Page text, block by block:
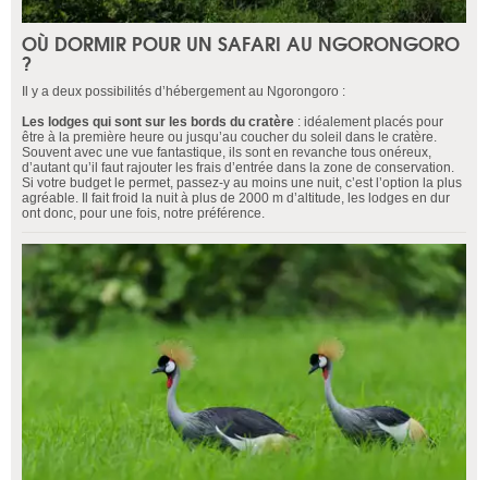
OÙ DORMIR POUR UN SAFARI AU NGORONGORO
?
Il y a deux possibilités d’hébergement au Ngorongoro :
Les lodges qui sont sur les bords du cratère : idéalement placés pour
être à la première heure ou jusqu’au coucher du soleil dans le cratère.
Souvent avec une vue fantastique, ils sont en revanche tous onéreux,
d’autant qu’il faut rajouter les frais d’entrée dans la zone de conservation.
Si votre budget le permet, passez-y au moins une nuit, c’est l’option la plus
agréable. Il fait froid la nuit à plus de 2000 m d’altitude, les lodges en dur
ont donc, pour une fois, notre préférence.